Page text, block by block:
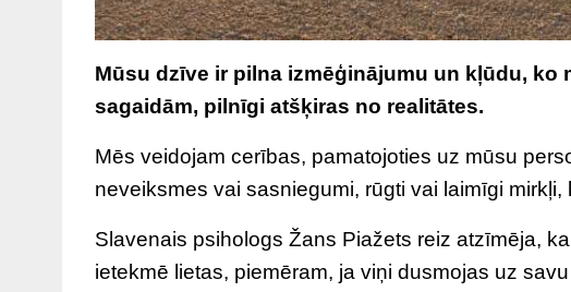
Mūsu dzīve ir pilna izmēģinājumu un kļūdu, ko
sagaidām, pilnīgi atšķiras no realitātes.
Mēs veidojam cerības, pamatojoties uz mūsu
neveiksmes vai sasniegumi, rūgti vai laimīgi
Slavenais psihologs Žans Piažets reiz atzīmēja,
ietekmē lietas, piemēram, ja viņi dusmojas uz